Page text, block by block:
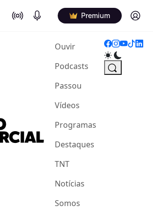
On Air Podcasts Premium Log in
Ouvir(current)
Podcasts
Passou
Vídeos
Programas
Destaques
TNT
Notícias
Somos